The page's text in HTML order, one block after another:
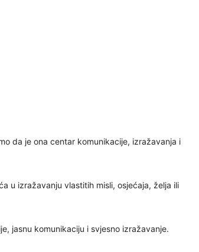
da je ona centar komunikacije, izražavanja i
u izražavanju vlastitih misli, osjećaja, želja ili
jasnu komunikaciju i svjesno izražavanje.